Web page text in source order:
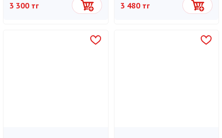
3 300 тг Себетке 3 480 тг Себетке